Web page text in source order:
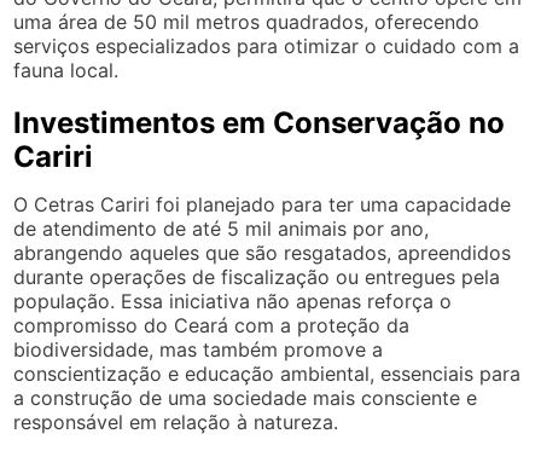
uma área de 50 mil metros quadrados, oferecendo
serviços especializados para otimizar o cuidado com a
fauna local.
Investimentos em Conservação no
Cariri
O Cetras Cariri foi planejado para ter uma capacidade
de atendimento de até 5 mil animais por ano,
abrangendo aqueles que são resgatados, apreendidos
durante operações de fiscalização ou entregues pela
população. Essa iniciativa não apenas reforça o
compromisso do Ceará com a proteção da
biodiversidade, mas também promove a
conscientização e educação ambiental, essenciais para
a construção de uma sociedade mais consciente e
responsável em relação à natureza.